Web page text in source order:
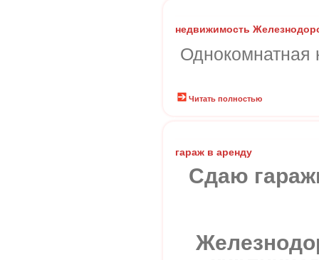
недвижимость
Однокомнатная
Читать полностью
гараж в аренду
Сдаю